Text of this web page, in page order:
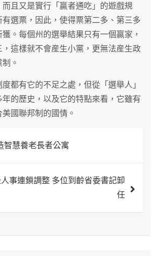
而且又是實行「贏者通吃」的遊戲規
選票，因此，使得票第二多、第三多
。每個州的選舉結果只有一個贏家，
這樣就不會産生小黨，更無法産生政
。
都有它的不足之處，但從「選舉人」
的歷史，以及它的特點來看，它雖有
國聯邦制的國情。
智慧養老長者公寓
事連鎖調整 多位到齡省委書記卸
任